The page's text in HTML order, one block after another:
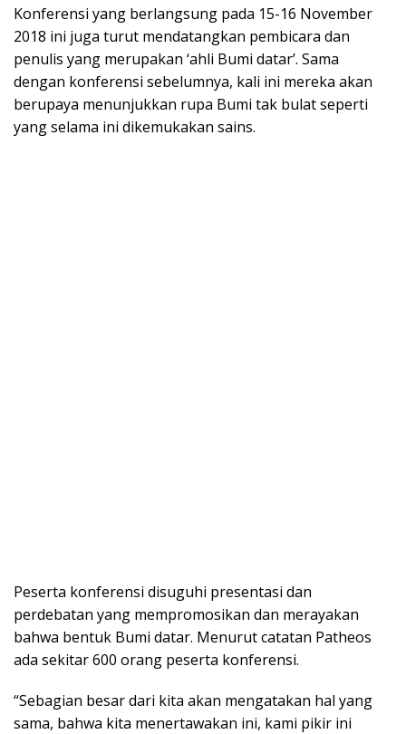
Konferensi yang berlangsung pada 15-16 November
2018 ini juga turut mendatangkan pembicara dan
penulis yang merupakan ‘ahli Bumi datar’. Sama
dengan konferensi sebelumnya, kali ini mereka akan
berupaya menunjukkan rupa Bumi tak bulat seperti
yang selama ini dikemukakan sains.
Peserta konferensi disuguhi presentasi dan
perdebatan yang mempromosikan dan merayakan
bahwa bentuk Bumi datar. Menurut catatan Patheos
ada sekitar 600 orang peserta konferensi.
“Sebagian besar dari kita akan mengatakan hal yang
sama, bahwa kita menertawakan ini, kami pikir ini